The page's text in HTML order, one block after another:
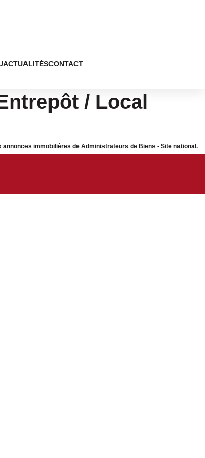
ACTUALITÉSCONTACT
/ Local
immobilières de Administrateurs de Biens - Site national.